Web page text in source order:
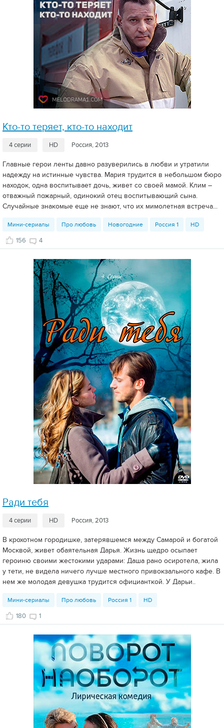
Кто-то теряет, кто-то находит
4 серии HD Россия, 2013
Главные герои ленты давно разуверились в любви и утратили
надежду на истинные чувства. Мария трудится в небольшом бюро
находок, одна воспитывает дочь, живет со своей мамой. Клим –
отважный пожарный, одинокий отец воспитывающий сына.
Случайные знакомые еще не знают, что их мимолетная встреча...
Мини-сериалы Про любовь Новогодние Россия 1 HD
156 4
Ради тебя
4 серии HD Россия, 2013
В крохотном городишке, затерявшемся между Самарой и богатой
Москвой, живет обаятельная Дарья. Жизнь щедро осыпает
героиню своими жестокими ударами: Даша рано осиротела, жила
у тети, не видела ничего лучше местного привокзального кафе. В
нем же молодая девушка трудится официанткой. У Дарьи..
Мини-сериалы Про любовь Россия 1 HD
180 1